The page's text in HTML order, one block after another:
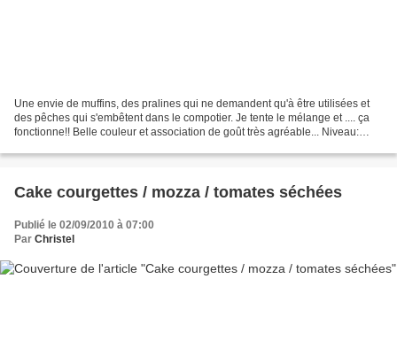
Une envie de muffins, des pralines qui ne demandent qu'à être utilisées et
des pêches qui s'embêtent dans le compotier. Je tente le mélange et .... ça
fonctionne!! Belle couleur et association de goût très agréable... Niveau:
Cake courgettes / mozza / tomates séchées
Publié le 02/09/2010 à 07:00
Par Christel